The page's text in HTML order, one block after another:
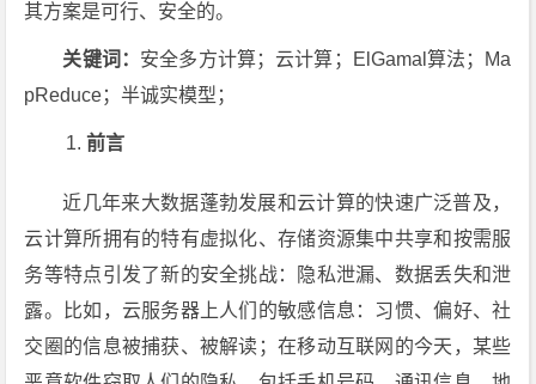
其方案是可行、安全的。
关键词： 安全多方计算；云计算；ElGamal算法；Ma
pReduce；半诚实模型；
前言
近几年来大数据蓬勃发展和云计算的快速广泛普及，
云计算所拥有的特有虚拟化、存储资源集中共享和按需服
务等特点引发了新的安全挑战：隐私泄漏、数据丢失和泄
露。比如，云服务器上人们的敏感信息：习惯、偏好、社
交圈的信息被捕获、被解读；在移动互联网的今天，某些